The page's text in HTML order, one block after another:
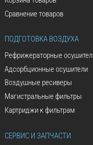
Сравнение товаров
ПОДГОТОВКА ВОЗДУХА
Рефрижераторные
Адсорбционные осушители
Воздушные ресиверы
Магистральные фильтры
Картриджи к фильтрам
СЕРВИС И ЗАПЧАСТИ